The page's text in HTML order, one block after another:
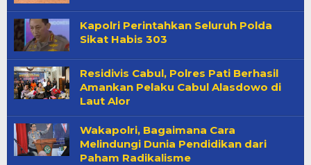
Kapolri Perintahkan Seluruh Polda
Sikat Habis 303
Residivis Cabul, Polres Pati Berhasil
Amankan Pelaku Cabul Alasdowo di
Laut Alor
Wakapolri, Bagaimana Cara
Melindungi Dunia Pendidikan dari
Paham Radikalisme